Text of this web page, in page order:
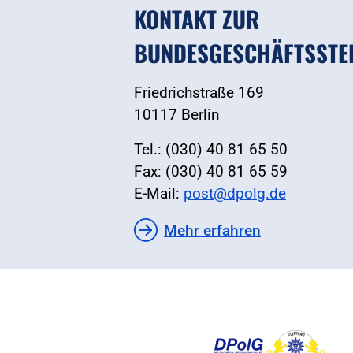
KONTAKT ZUR
Friedrichstraße 169
10117 Berlin
Tel.: (030) 40 81 65 50
Fax: (030) 40 81 65 59
E-Mail: post@dpolg.de
Mehr erfahren